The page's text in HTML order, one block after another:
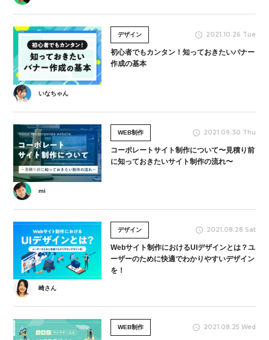
デザイン 2021.10.26 Tue
初心者でもカンタン！知っておきたいバナー
作成の基本
いなちゃん
WEB制作 2021.09.30 Thu
コーポレートサイト制作について〜見積り前
に知っておきたいサイト制作の流れ〜
mi
デザイン 2021.08.28 Sat
Webサイト制作におけるUIデザインとは？ユ
ーザーのために快適でわかりやすいデザイン
を！
崎さん
WEB制作 2021.08.25 Wed